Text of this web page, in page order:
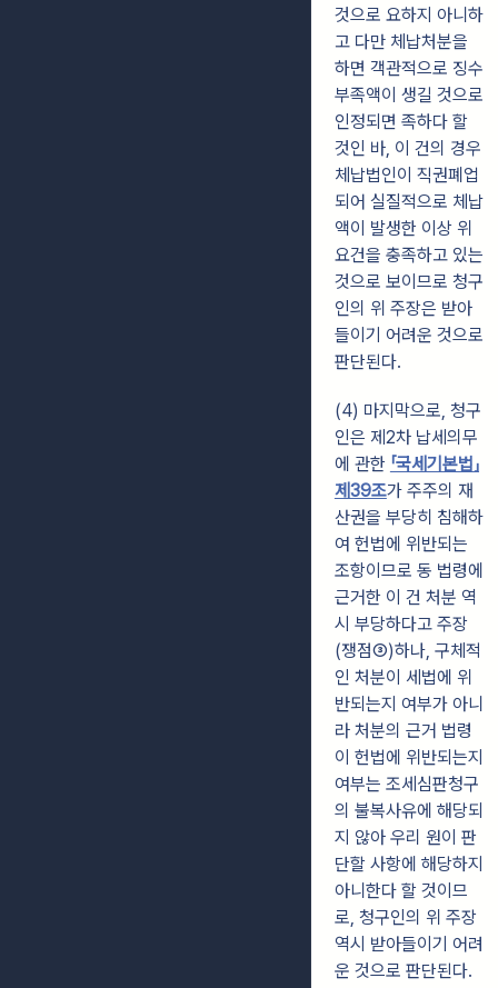
것으로 요하지 아니하
고 다만 체납처분을
하면 객관적으로 징수
부족액이 생길 것으로
인정되면 족하다 할
것인 바, 이 건의 경우
체납법인이 직권폐업
되어 실질적으로 체납
액이 발생한 이상 위
요건을 충족하고 있는
것으로 보이므로 청구
인의 위 주장은 받아
들이기 어려운 것으로
판단된다.
(4) 마지막으로, 청구
인은 제2차 납세의무
에 관한 「국세기본법」
제39조가 주주의 재
산권을 부당히 침해하
여 헌법에 위반되는
조항이므로 동 법령에
근거한 이 건 처분 역
시 부당하다고 주장
(쟁점③)하나, 구체적
인 처분이 세법에 위
반되는지 여부가 아니
라 처분의 근거 법령
이 헌법에 위반되는지
여부는 조세심판청구
의 불복사유에 해당되
지 않아 우리 원이 판
단할 사항에 해당하지
아니한다 할 것이므
로, 청구인의 위 주장
역시 받아들이기 어려
운 것으로 판단된다.